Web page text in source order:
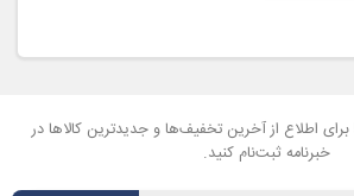
اطلاع از آخرین تخفیف‌ها و جدیدترین کالاها در
خبرنامه ثبت‌نام کنید.